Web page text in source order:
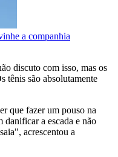
a companhia
discuto com isso, mas os
tênis são absolutamente
que fazer um pouso na
danificar a escada e não
acrescentou a